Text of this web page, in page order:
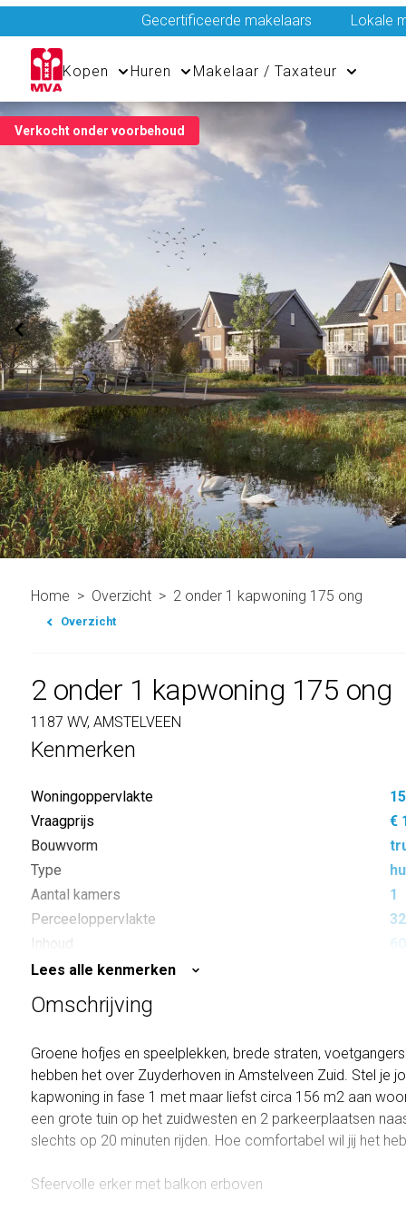
Gecertificeerde makelaars Lokale
Kopen Huren Makelaar / Taxateur
Verkocht onder voorbehoud
Home Overzicht 2 onder 1 kapwoning 175 ong
Overzicht
2 onder 1 kapwoning 175 ong
1187 WV, AMSTELVEEN
Kenmerken
Woningoppervlakte
Vraagprijs
€
Bouwvorm
Type
Aantal kamers
1
Perceeloppervlakte
Lees alle kenmerken
Omschrijving
Groene hofjes en speelplekken, brede straten,
hebben het over Zuyderhoven in Amstelveen Zuid. Stel je
kapwoning in fase 1 met maar liefst circa 156 m2 aan
een grote tuin op het zuidwesten en 2 parkeerplaatsen
slechts op 20 minuten rijden. Hoe comfortabel wil jij het
Sfeervolle erker met balkon erboven